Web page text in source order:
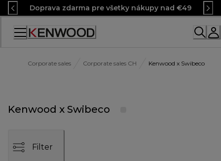
Skip
to
Content
Doprava zdarma pre všetky nákupy nad €49
Corporate sales Corporate sales CH Kenwood x Swibeco
Kenwood x Swibeco
Filter